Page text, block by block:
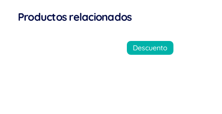
Productos relacionados
Descuento